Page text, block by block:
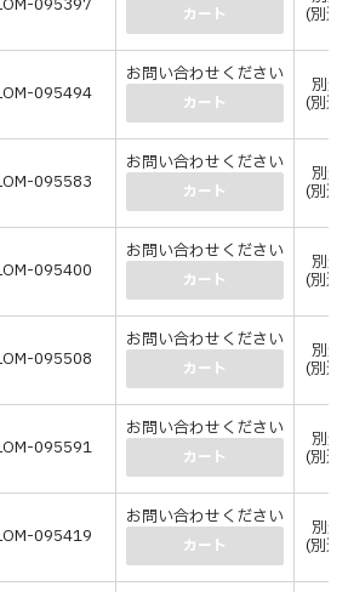
095397 カート (別途
095494
お問い合わせください
カート
別途
(別途
095583
お問い合わせください
カート
別途
(別途
095400
お問い合わせください
カート
別途
(別途
095508
お問い合わせください
カート
別途
(別途
095591
お問い合わせください
カート
別途
(別途
095419
お問い合わせください
カート
別途
(別途